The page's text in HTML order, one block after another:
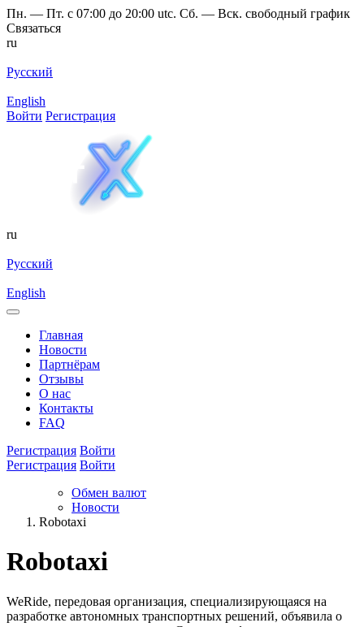
Пн. — Пт. с 07:00 до 20:00 utc. Сб. — Вск. свободный график
Связаться
ru
Русский
English
Войти Регистрация
ru
Русский
English
Главная
Новости
Партнёрам
Отзывы
О нас
Контакты
FAQ
Регистрация Войти
Регистрация Войти
Обмен валют
Новости
Robotaxi
Robotaxi
WeRide, передовая организация, специализирующаяся на
разработке автономных транспортных решений, объявила о